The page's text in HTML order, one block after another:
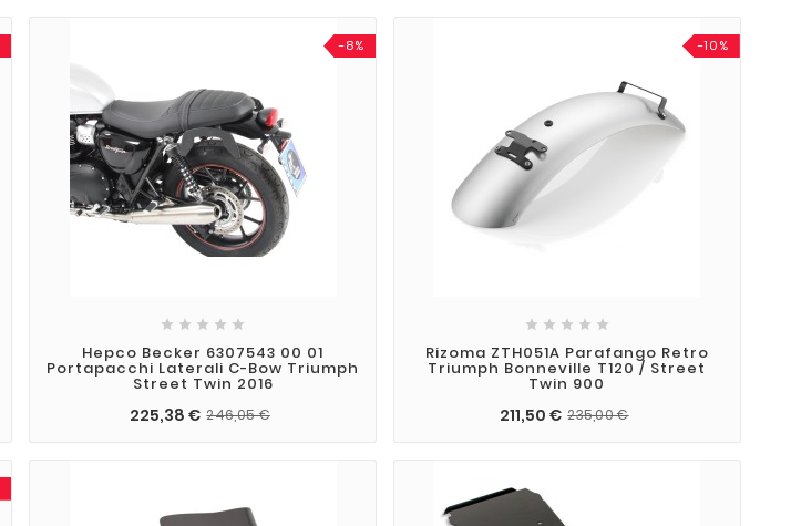
-8%
    
Hepco Becker 6307543 00 01
Portapacchi Laterali C-Bow Triumph
Street Twin 2016
225,38 € 246,05 €
-10%
    
Rizoma ZTH051A Parafango Retro
Triumph Bonneville T120 / Street
Twin 900
211,50 € 235,00 €